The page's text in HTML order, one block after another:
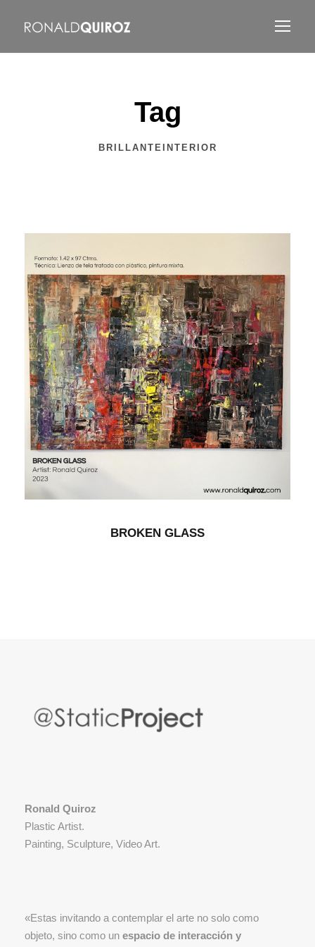
Tag
BRILLANTEINTERIOR
BROKEN GLASS
Ronald Quiroz
Plastic Artist.
Painting, Sculpture, Video Art.
«Estas invitando a contemplar el arte no solo como
objeto, sino como un espacio de interacción y